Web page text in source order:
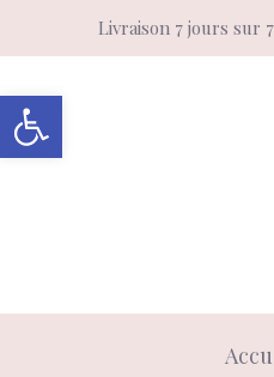
Ouvrir la barre d’outils
au
contenu
Livraison 7 jours sur